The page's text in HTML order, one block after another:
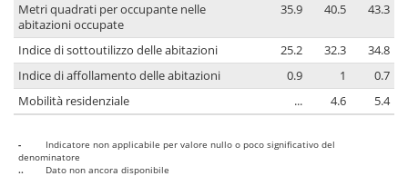
Metri quadrati per occupante nelle
abitazioni occupate
35.9 40.5 43.3
Indice di sottoutilizzo delle abitazioni 25.2 32.3
34.8
Indice di affollamento delle abitazioni
0.9 1
0.7
Mobilità residenziale
... 4.6 5.4
-
Indicatore non applicabile per valore nullo o poco significativo del
denominatore
..
Dato non ancora disponibile